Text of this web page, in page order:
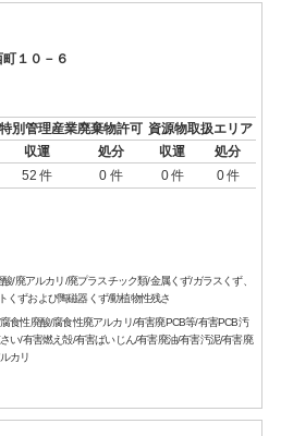
１０－６
特別管理産業廃棄物許可 資源物取扱エリア
収運 処分 収運
処分
52 件 0 件 0 件 0 件
/廃アルカリ/廃プラスチック類/金属くず/ガラスくず、
くずおよび陶磁器くず/動植物性残さ
食性廃酸/腐食性廃アルカリ/有害廃PCB等/有害PCB汚
い/有害燃え殻/有害ばいじん/有害廃油/有害汚泥/有害廃
カリ